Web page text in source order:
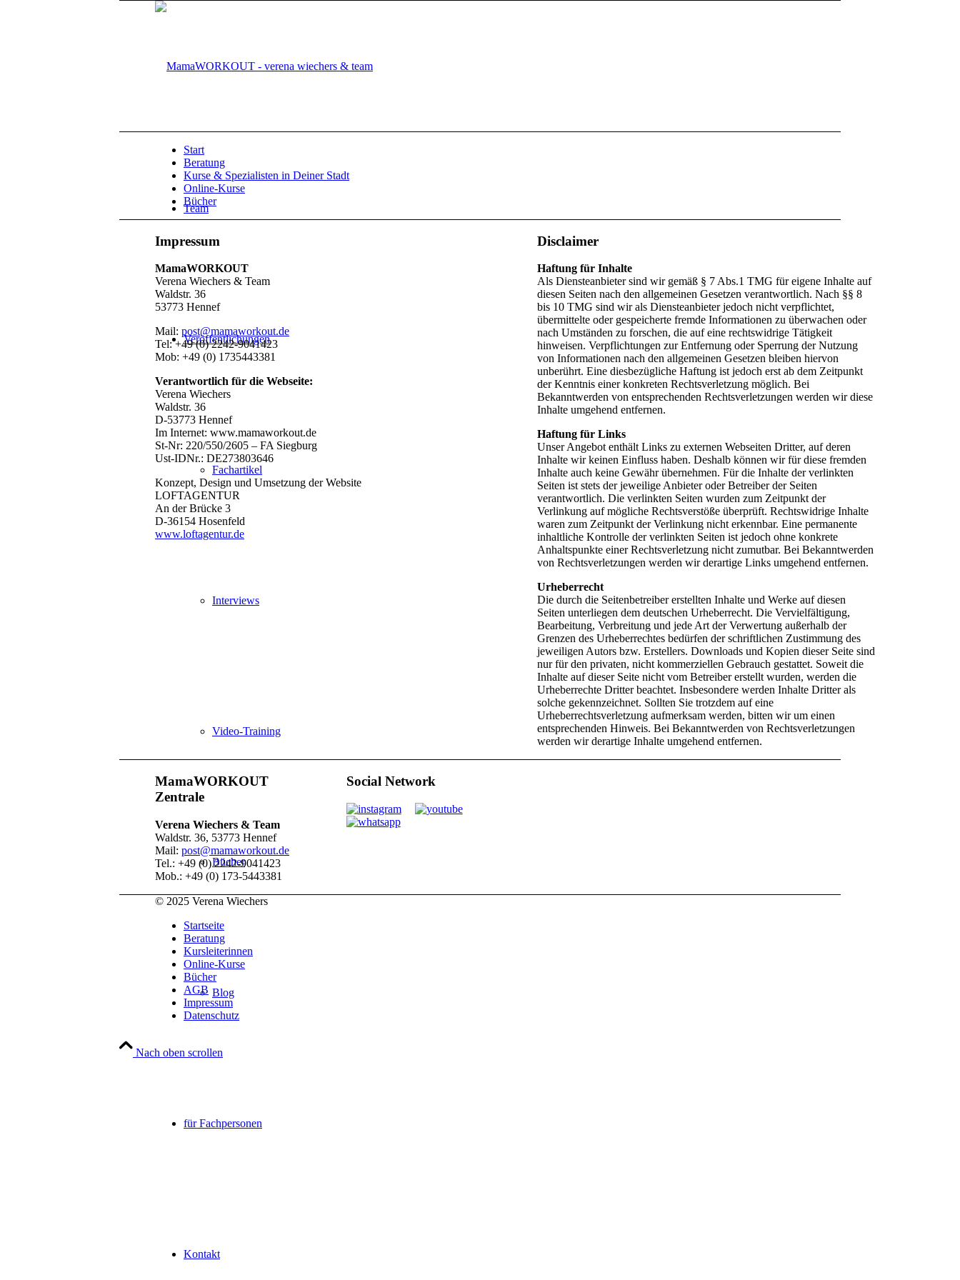
Team
Veröffentlichungen
Fachartikel
Interviews
Video-Training
Bücher
Blog
für Fachpersonen
Kontakt
Start
Beratung
Kurse & Spezialisten in Deiner Stadt
Online-Kurse
Bücher
Impressum
MamaWORKOUT
Verena Wiechers & Team
Waldstr. 36
53773 Hennef
Mail: post@mamaworkout.de
Tel: +49 (0) 2242-9041423
Mob: +49 (0) 1735443381
Verantwortlich für die Webseite:
Verena Wiechers
Waldstr. 36
D-53773 Hennef
Im Internet: www.mamaworkout.de
St-Nr: 220/550/2605 – FA Siegburg
Ust-IDNr.: DE273803646
Konzept, Design und Umsetzung der Website
LOFTAGENTUR
An der Brücke 3
D-36154 Hosenfeld
www.loftagentur.de
Disclaimer
Haftung für Inhalte
Als Diensteanbieter sind wir gemäß § 7 Abs.1 TMG für eigene Inhalte auf
diesen Seiten nach den allgemeinen Gesetzen verantwortlich. Nach §§ 8
bis 10 TMG sind wir als Diensteanbieter jedoch nicht verpflichtet,
übermittelte oder gespeicherte fremde Informationen zu überwachen oder
nach Umständen zu forschen, die auf eine rechtswidrige Tätigkeit
hinweisen. Verpflichtungen zur Entfernung oder Sperrung der Nutzung
von Informationen nach den allgemeinen Gesetzen bleiben hiervon
unberührt. Eine diesbezügliche Haftung ist jedoch erst ab dem Zeitpunkt
der Kenntnis einer konkreten Rechtsverletzung möglich. Bei
Bekanntwerden von entsprechenden Rechtsverletzungen werden wir diese
Inhalte umgehend entfernen.
Haftung für Links
Unser Angebot enthält Links zu externen Webseiten Dritter, auf deren
Inhalte wir keinen Einfluss haben. Deshalb können wir für diese fremden
Inhalte auch keine Gewähr übernehmen. Für die Inhalte der verlinkten
Seiten ist stets der jeweilige Anbieter oder Betreiber der Seiten
verantwortlich. Die verlinkten Seiten wurden zum Zeitpunkt der
Verlinkung auf mögliche Rechtsverstöße überprüft. Rechtswidrige Inhalte
waren zum Zeitpunkt der Verlinkung nicht erkennbar. Eine permanente
inhaltliche Kontrolle der verlinkten Seiten ist jedoch ohne konkrete
Anhaltspunkte einer Rechtsverletzung nicht zumutbar. Bei Bekanntwerden
von Rechtsverletzungen werden wir derartige Links umgehend entfernen.
Urheberrecht
Die durch die Seitenbetreiber erstellten Inhalte und Werke auf diesen
Seiten unterliegen dem deutschen Urheberrecht. Die Vervielfältigung,
Bearbeitung, Verbreitung und jede Art der Verwertung außerhalb der
Grenzen des Urheberrechtes bedürfen der schriftlichen Zustimmung des
jeweiligen Autors bzw. Erstellers. Downloads und Kopien dieser Seite sind
nur für den privaten, nicht kommerziellen Gebrauch gestattet. Soweit die
Inhalte auf dieser Seite nicht vom Betreiber erstellt wurden, werden die
Urheberrechte Dritter beachtet. Insbesondere werden Inhalte Dritter als
solche gekennzeichnet. Sollten Sie trotzdem auf eine
Urheberrechtsverletzung aufmerksam werden, bitten wir um einen
entsprechenden Hinweis. Bei Bekanntwerden von Rechtsverletzungen
werden wir derartige Inhalte umgehend entfernen.
MamaWORKOUT
Zentrale
Verena Wiechers & Team
Waldstr. 36, 53773 Hennef
Mail: post@mamaworkout.de
Tel.: +49 (0) 2242-9041423
Mob.: +49 (0) 173-5443381
Social Network
© 2025 Verena Wiechers
Startseite
Beratung
Kursleiterinnen
Online-Kurse
Bücher
AGB
Impressum
Datenschutz
Nach oben scrollen